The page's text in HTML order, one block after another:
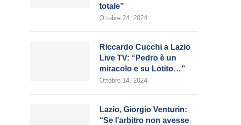
totale”
Ottobre 24, 2024
Riccardo Cucchi a Lazio
Live TV: “Pedro è un
miracolo e su Lotito…”
Ottobre 14, 2024
Lazio, Giorgio Venturin:
“Se l’arbitro non avesse